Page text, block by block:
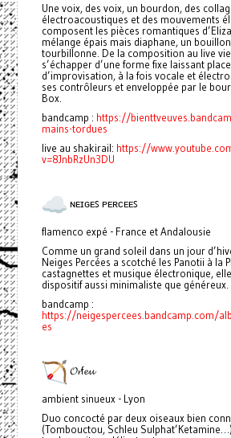
Une voix, des voix, un bourdon, des
électroacoustiques et des mouvements
composent les pièces romantiques
mélange épais mais diaphane, un
tourbillonne. De la composition au live
s’échapper d’une forme fixe laissant
d’improvisation, à la fois vocale et
ses contrôleurs et enveloppée par le
Box.
bandcamp : https://
mains-tordues
live au shakirail: https://
v=8JnbRzUn3DU
ɴᴇɪɢᴇꜱ ᴘᴇʀᴄᴇᴇꜱ
flamenco expé - France et Andalousie
Comme un grand soleil dans un jour
Neiges Percées a scotché les Panotii à la
castagnettes et musique électronique,
dispositif aussi minimaliste que généreux.
bandcamp :
https://neigespercees.bandcamp.com/
es
𝓞𝓻f𝓮𝓾
ambient sinueux - Lyon
Duo concocté par deux oiseaux bien
(Tombouctou, Schleu